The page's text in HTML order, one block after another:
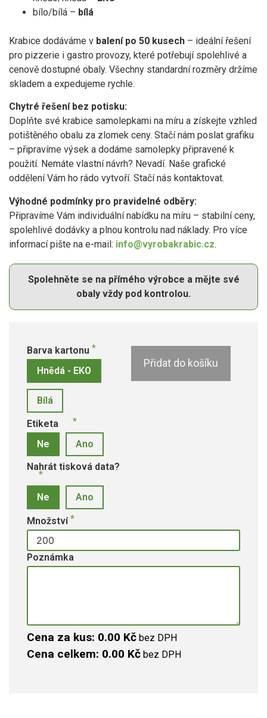
bílo/bílá – bílá
Krabice dodáváme v balení po 50 kusech – ideální řešení
pro pizzerie i gastro provozy, které potřebují spolehlivé a
cenově dostupné obaly. Všechny standardní rozměry držíme
skladem a expedujeme rychle.
Chytré řešení bez potisku:
Doplňte své krabice samolepkami na míru a získejte vzhled
potištěného obalu za zlomek ceny. Stačí nám poslat grafiku
– připravíme výsek a dodáme samolepky připravené k
použití. Nemáte vlastní návrh? Nevadí. Naše grafické
oddělení Vám ho rádo vytvoří. Stačí nás kontaktovat.
Výhodné podmínky pro pravidelné odběry:
Připravíme Vám individuální nabídku na míru – stabilní ceny,
spolehlivé dodávky a plnou kontrolu nad náklady. Pro více
informací pište na e-mail: info@vyrobakrabic.cz.
Spolehněte se na přímého výrobce a mějte své
obaly vždy pod kontrolou.
Barva kartonu
Hnědá - EKO
Bílá
Etiketa
Ne
Ano
Nahrát tisková data?
Ne Ano
Množství
Poznámka
Cena za kus: 0.00 Kč bez DPH
Cena celkem: 0.00 Kč bez DPH
Přidat do košíku